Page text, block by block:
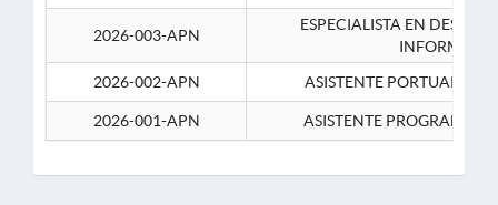
2026-003-APN
ESPECIALISTA EN
2026-002-APN
ASISTENTE PORTUARIO 2-
2026-001-APN ASISTENTE